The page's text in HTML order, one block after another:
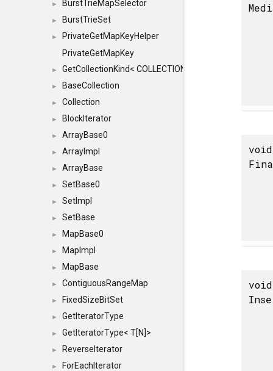
► BurstTrieMapSelector
► BurstTrieSet
►
PrivateGetMapKeyHelper
PrivateGetMapKey
► GetCollectionKind< COLLECTION, typename
► BaseCollection
► Collection
► BlockIterator
► ArrayBase0
► ArrayImpl
► ArrayBase
► SetBase0
► SetImpl
► SetBase
► MapBase0
► MapImpl
► MapBase
► ContiguousRangeMap
► FixedSizeBitSet
► GetIteratorType
► GetIteratorType< T[N]>
► ReverseIterator
► ForEachIterator
void
void